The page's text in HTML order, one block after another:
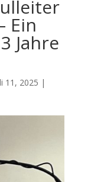
Ein
Jahre
11, 2025 |